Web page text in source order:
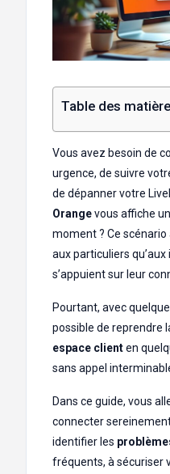
Table des
Vous avez besoin de
urgence, de suivre
de dépanner votre
Orangevous affiche
moment ? Ce
aux particuliers
s’appuient sur leur
Pourtant, avec
possible de reprendre
espace clienten
sans appel
Dans ce guide, vous
connecter
identifier les
fréquents, à sécuriser